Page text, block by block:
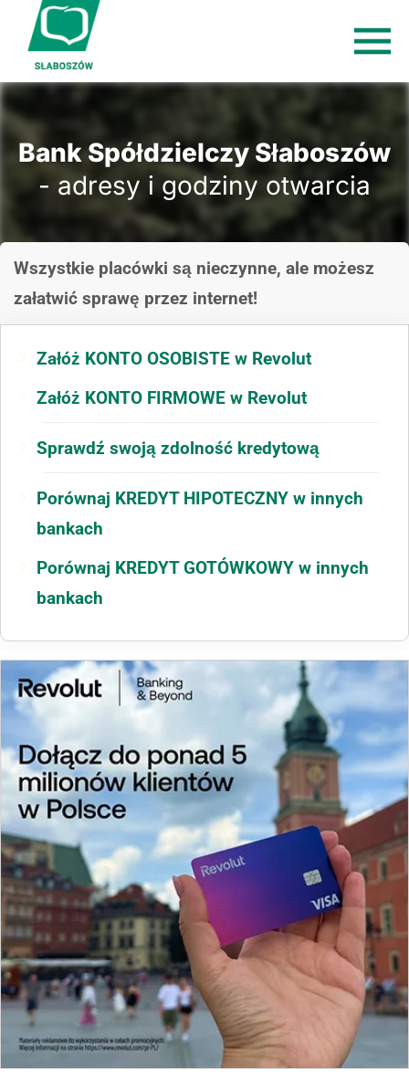
Bank Spółdzielczy Słaboszów
- adresy i godziny otwarcia
Wszystkie placówki są nieczynne, ale możesz
załatwić sprawę przez internet!
Załóż KONTO OSOBISTE w Revolut
Załóż KONTO FIRMOWE w Revolut
Sprawdź swoją zdolność kredytową
Porównaj KREDYT HIPOTECZNY w innych
bankach
Porównaj KREDYT GOTÓWKOWY w innych
bankach